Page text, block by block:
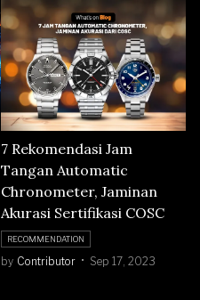
7 Rekomendasi Jam
Tangan Automatic
Chronometer, Jaminan
Akurasi Sertifikasi COSC
RECOMMENDATION
by Contributor Sep 17, 2023